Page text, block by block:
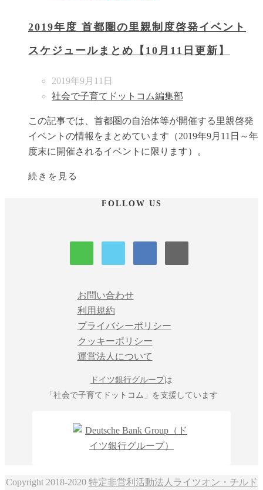
2019年度 首都圏の里親制度啓発イベント
スケジュールまとめ【10月11日更新】
2019年9月11日
社会で子育てドットコム編集部
この記事では、首都圏の自治体等が開催する里親啓発
イベントの情報をまとめています（2019年9月11日～年
度末に開催されるイベントに限ります）。
続きを見る
FOLLOW US
お問い合わせ
利用規約
プライバシーポリシー
クッキーポリシー
運営法人について
ドイツ銀行グループは
「社会で子育てドットコム」を支援しています
Copyright 2018-2020 特定非営利活動法人ライツオン・チルド